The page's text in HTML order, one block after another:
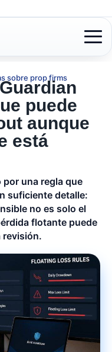
sobre prop firms
puede
aunque
está
por una regla que
suficiente detalle:
no es solo el
flotante puede
revisión.